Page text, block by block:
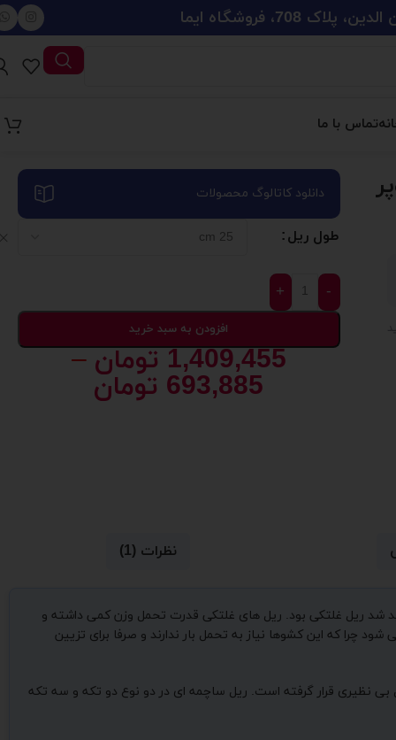
فروشگاه ایما
تماس با ما
دانلود کاتالوگ محصولات
طول ریل
-
+
افزودن به سبد خرید
1,409,455 تومان –
693,885 تومان
نظرات (1)
شد ریل غلتکی بود. ریل های غلتکی قدرت تحمل وزن کمی داشته و
چرا که این کشوها نیاز به تحمل بار ندارند و صرفا برای تزیین
نظیری قرار گرفته است. ریل ساچمه ای در دو نوع دو تکه و سه تکه